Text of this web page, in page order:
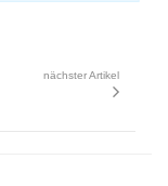
nächster Artikel